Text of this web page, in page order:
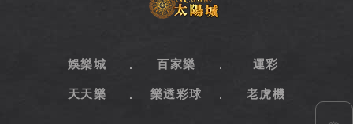
娛樂城 百家樂 運彩
天天樂 樂透彩球 老虎機
︽